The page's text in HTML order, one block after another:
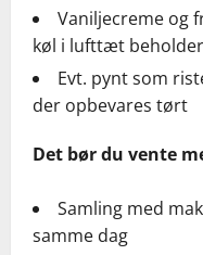
Vaniljecreme og
køl i lufttæt
Evt. pynt som
der opbevares tørt
Det bør du vente
Samling med
samme dag